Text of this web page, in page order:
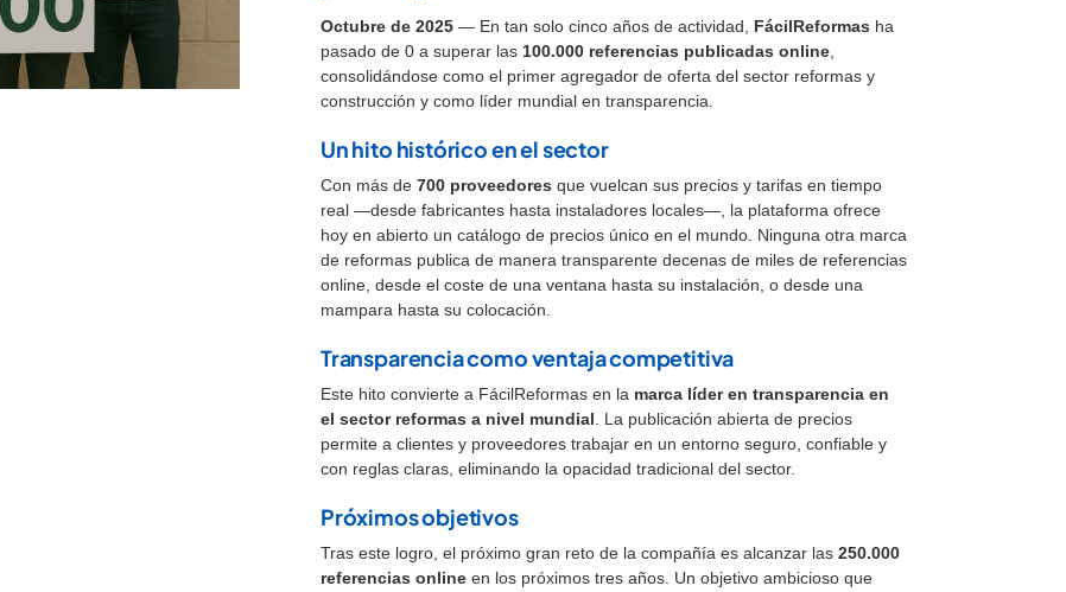
Octubre de 2025 — En tan solo cinco años de actividad, FácilReformas ha
pasado de 0 a superar las 100.000 referencias publicadas online
consolidándose como el primer agregador de oferta del sector reformas y
construcción y como líder mundial en transparencia.
Un hito histórico en el sector
Con más de 700 proveedores que vuelcan sus precios y tarifas en tiempo
real —desde fabricantes hasta instaladores locales—, la plataforma ofrece
hoy en abierto un catálogo de precios único en el mundo. Ninguna otra marca
de reformas publica de manera transparente decenas de miles de referencias
online, desde el coste de una ventana hasta su instalación, o desde una
mampara hasta su colocación.
Transparencia como ventaja competitiva
Este hito convierte a FácilReformas en la marca líder en transparencia en
el sector reformas a nivel mundial . La publicación abierta de precios
permite a clientes y proveedores trabajar en un entorno seguro, confiable y
con reglas claras, eliminando la opacidad tradicional del sector.
Próximos objetivos
Tras este logro, el próximo gran reto de la compañía es alcanzar las 250.000
referencias online en los próximos tres años. Un objetivo ambicioso que